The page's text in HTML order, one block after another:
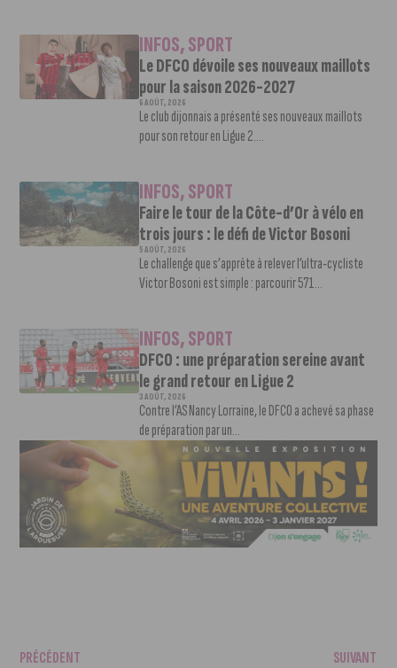
INFOS,SPORT
Le DFCO dévoile ses nouveaux maillots
pour la saison 2026-2027
6 AOÛT, 2026
Le club dijonnais a présenté ses nouveaux maillots
pour son retour en Ligue 2....
INFOS,SPORT
Faire le tour de la Côte-d’Or à vélo en
trois jours : le défi de Victor Bosoni
5 AOÛT, 2026
Le challenge que s’apprête à relever l’ultra-cycliste
Victor Bosoni est simple : parcourir 571...
INFOS,SPORT
DFCO : une préparation sereine avant
le grand retour en Ligue 2
3 AOÛT, 2026
Contre l’AS Nancy Lorraine, le DFCO a achevé sa phase
de préparation par un...
PRÉCÉDENT SUIVANT